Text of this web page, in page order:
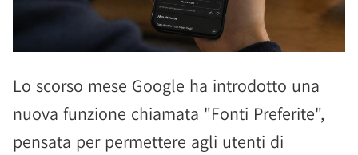
Lo scorso mese Google ha introdotto una
nuova funzione chiamata "Fonti Preferite",
pensata per permettere agli utenti di